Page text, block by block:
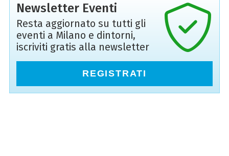
Newsletter Eventi
Resta aggiornato su tutti gli
eventi a Milano e dintorni,
iscriviti gratis alla newsletter
REGISTRATI